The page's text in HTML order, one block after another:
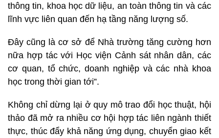
thông tin, khoa học dữ liệu, an toàn thông tin và các
lĩnh vực liên quan đến hạ tầng năng lượng số.
Đây cũng là cơ sở để Nhà trường tăng cường hơn
nữa hợp tác với Học viện Cảnh sát nhân dân, các
cơ quan, tổ chức, doanh nghiệp và các nhà khoa
học trong thời gian tới”.
Không chỉ dừng lại ở quy mô trao đổi học thuật, hội
thảo đã mở ra nhiều cơ hội hợp tác liên ngành thiết
thực, thúc đẩy khả năng ứng dụng, chuyển giao kết